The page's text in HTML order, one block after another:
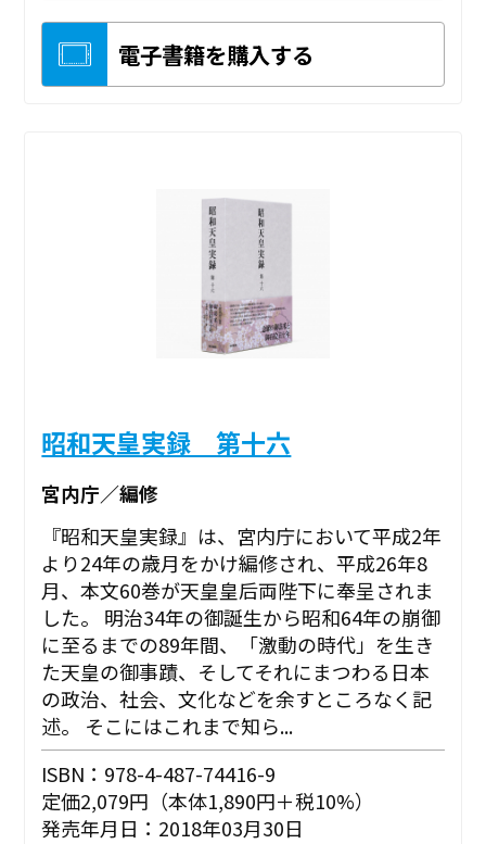
電子書籍を購入する
昭和天皇実録 第十六
宮内庁／編修
『昭和天皇実録』は、宮内庁において平成2年
より24年の歳月をかけ編修され、平成26年8
月、本文60巻が天皇皇后両陛下に奉呈されま
した。 明治34年の御誕生から昭和64年の崩御
に至るまでの89年間、「激動の時代」を生き
た天皇の御事蹟、そしてそれにまつわる日本
の政治、社会、文化などを余すところなく記
述。 そこにはこれまで知ら...
ISBN：978-4-487-74416-9
定価2,079円（本体1,890円＋税10%）
発売年月日：2018年03月30日